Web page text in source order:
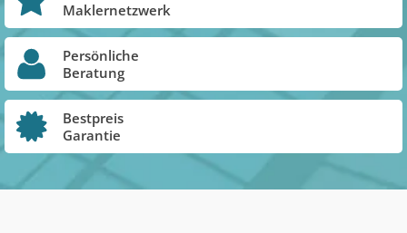
Maklernetzwerk
Persönliche
Beratung
Bestpreis
Garantie